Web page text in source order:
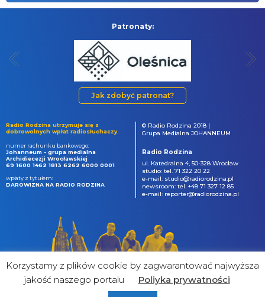
Patronaty:
Jak zdobyć patronat?
Radio Rodzina utrzymuje się z
dobrowolnych wpłat radiosłuchaczy.
numer rachunku bankowego:
Johanneum - grupa medialna
Archidiecezji Wrocławskiej
69 1600 1462 1813 6262 6000 0001
wpłaty z tytułem:
DAROWIZNA NA RADIO RODZINA
© Radio Rodzina 2018 |
Grupa Medialna JOHANNEUM
Radio Rodzina
ul. Katedralna 4, 50-328 Wrocław
studio: tel. 71 322 20 22
e-mail: studio@radiorodzina.pl
newsroom: tel. +48 71 327 12 85
e-mail: reporter@radiorodzina.pl
Korzystamy z plików cookie by zagwarantować najwyższa
jakość naszego portalu
Poliyka prywatności